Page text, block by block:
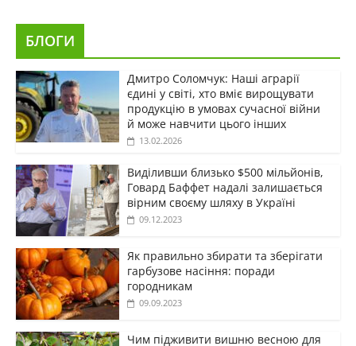
БЛОГИ
Дмитро Соломчук: Наші аграрії
єдині у світі, хто вміє вирощувати
продукцію в умовах сучасної війни
й може навчити цього інших
13.02.2026
Виділивши близько $500 мільйонів,
Говард Баффет надалі залишається
вірним своєму шляху в Україні
09.12.2023
Як правильно збирати та зберігати
гарбузове насіння: поради
городникам
09.09.2023
Чим підживити вишню весною для